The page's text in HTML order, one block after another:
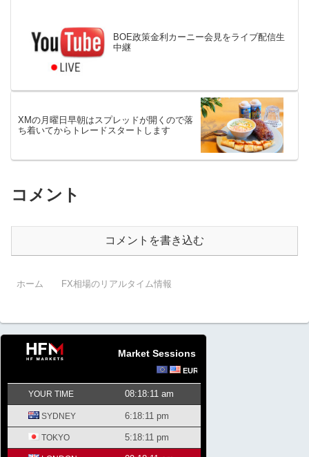
BOE政策金利カーニー会見をライブ配信生
中継
XMの月曜日早朝はスプレッドが開くので落
ち着いてからトレードスタートします
コメント
コメントを書き込む
ホーム FX相場のリアルタイム情報
Market Sessions